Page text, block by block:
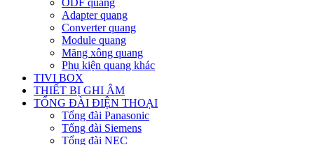
Adapter quang
Converter quang
Module quang
Măng xông quang
Phụ kiện quang khác
TIVI BOX
THIẾT BỊ GHI ÂM
TỔNG ĐÀI ĐIỆN THOẠI
Tổng đài Panasonic
Tổng đài Siemens
Tổng đài NEC